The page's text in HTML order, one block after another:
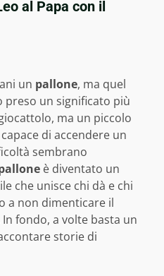
al Papa con il
un pallone, ma quel
preso un significato più
ma un piccolo
di accendere un
sembrano
è diventato un
che unisce chi dà e chi
a non dimenticare il
fondo, a volte basta un
storie di